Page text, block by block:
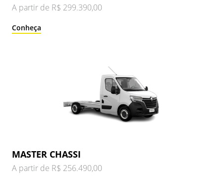
A partir de R$ 299.390,00
Conheça
MASTER CHASSI
A partir de R$ 256.490,00